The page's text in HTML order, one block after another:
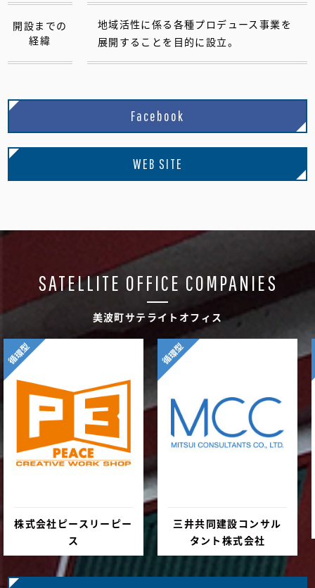
開設までの
経緯
地域活性に係る各種プロデュース事業を
展開することを目的に設立。
Facebook
WEB SITE
SATELLITE OFFICE COMPANIES
美波町サテライトオフィス
循環型
株式会社ピースリーピー
ス
循環型
三井共同建設コンサル
タント株式会社